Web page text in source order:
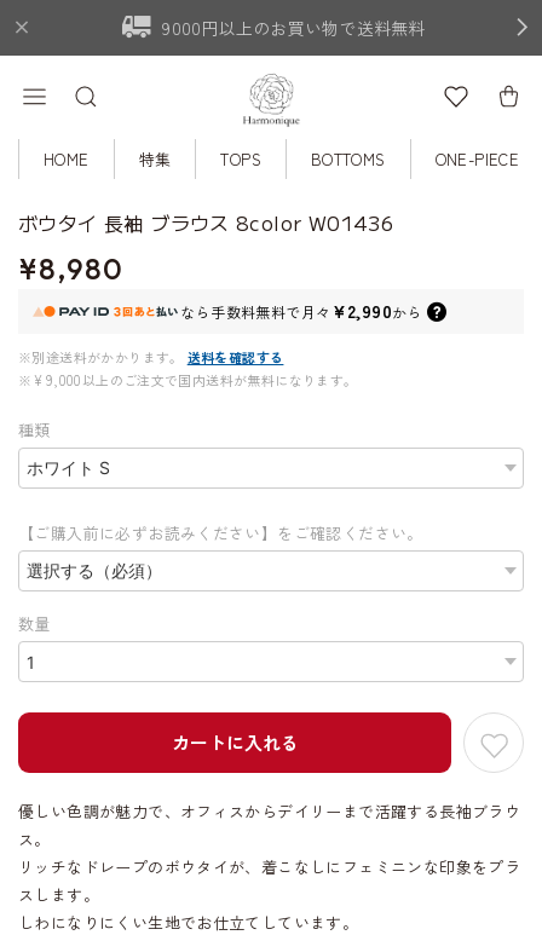
9000円以上のお買い物で送料無料
HOME 特集 TOPS BOTTOMS ONE-PIECE
ボウタイ 長袖 ブラウス 8color W01436
¥8,980
なら 手数料無料で月々 ¥2,990から
※別途送料がかかります。
送料を確認する
※¥9,000以上のご注文で国内送料が無料になります。
種類
【ご購入前に必ずお読みください】をご確認ください。
数量
カートに入れる
優しい色調が魅力で、オフィスからデイリーまで活躍する長袖ブラウ
ス。
リッチなドレープのボウタイが、着こなしにフェミニンな印象をプラ
スします。
しわになりにくい生地でお仕立てしています。